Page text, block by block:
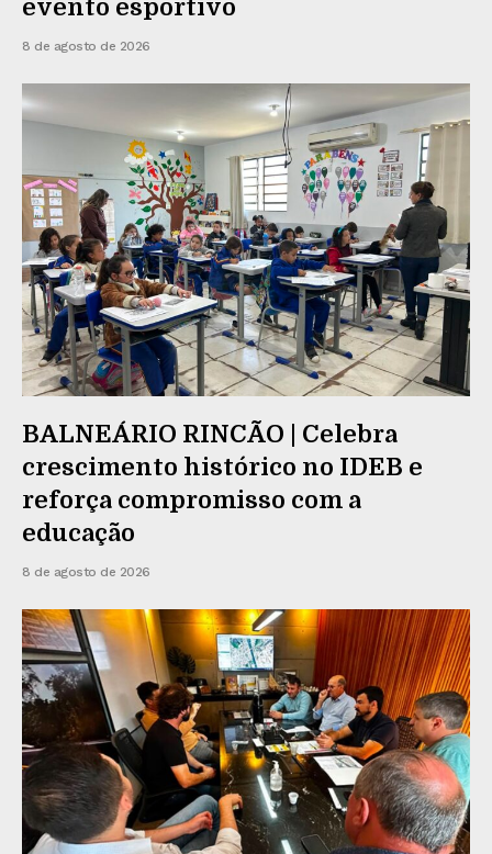
evento esportivo
8 de agosto de 2026
BALNEÁRIO RINCÃO | Celebra
crescimento histórico no IDEB e
reforça compromisso com a
educação
8 de agosto de 2026